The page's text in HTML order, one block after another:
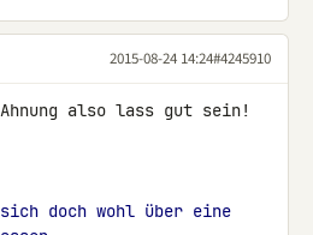
2015-08-24 14:24#4245910
also lass gut sein!
doch wohl über eine